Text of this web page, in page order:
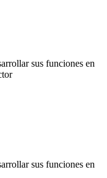
sus funciones en
sus funciones en